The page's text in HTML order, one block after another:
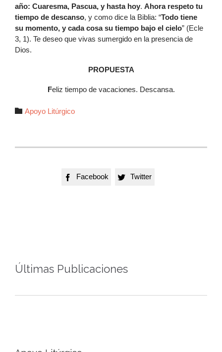
año: Cuaresma, Pascua, y hasta hoy. Ahora respeto tu
tiempo de descanso, y como dice la Biblia: “Todo tiene
su momento, y cada cosa su tiempo bajo el cielo” (Ecle
3, 1). Te deseo que vivas sumergido en la presencia de
Dios.
PROPUESTA
Feliz tiempo de vacaciones. Descansa.
 Autor
Apoyo Litúrgico
 Facebook  Twitter
Últimas Publicaciones